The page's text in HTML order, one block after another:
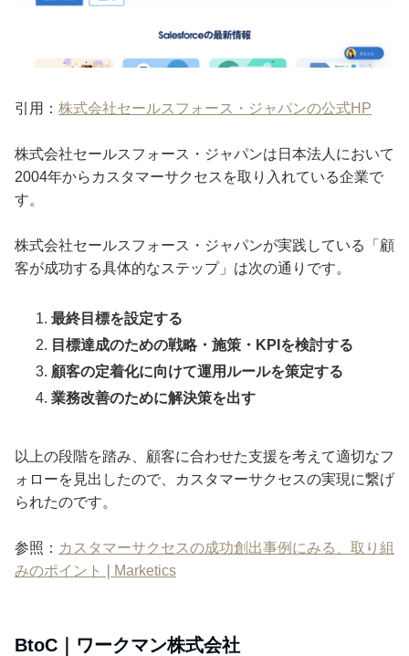
引用： 株式会社セールスフォース・ジャパンの公式HP
株式会社セールスフォース・ジャパンは日本法人において
2004年からカスタマーサクセスを取り入れている企業で
す。
株式会社セールスフォース・ジャパンが実践している「顧
客が成功する具体的なステップ」は次の通りです。
最終目標を設定する
目標達成のための戦略・施策・KPIを検討する
顧客の定着化に向けて運用ルールを策定する
業務改善のために解決策を出す
以上の段階を踏み、顧客に合わせた支援を考えて適切なフ
ォローを見出したので、カスタマーサクセスの実現に繋げ
られたのです。
参照： カスタマーサクセスの成功創出事例にみる、取り組
みのポイント❘Marketics
BtoC｜ワークマン株式会社